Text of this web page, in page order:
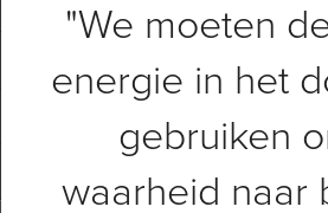
"We moeten
energie in het
gebruiken
waarheid naar